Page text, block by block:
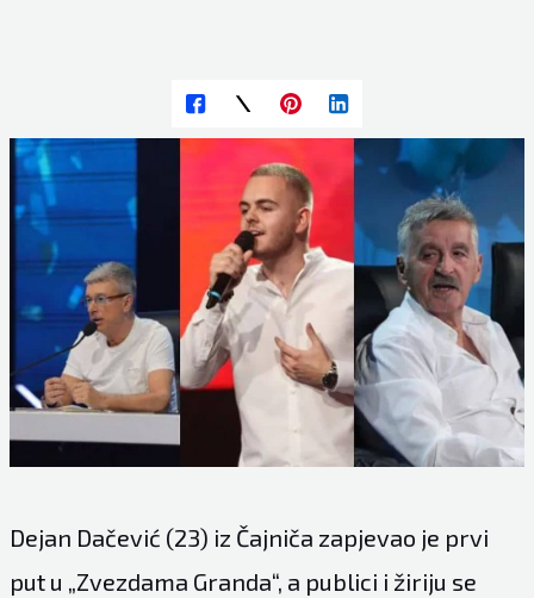
Dejan Dačević (23) iz Čajniča zapjevao je prvi
put u „Zvezdama Granda“, a publici i žiriju se